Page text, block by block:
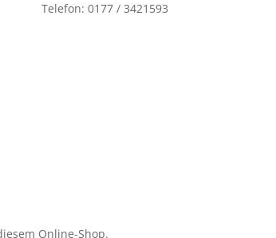
Telefon: 0177 / 3421593
Online-Shop.